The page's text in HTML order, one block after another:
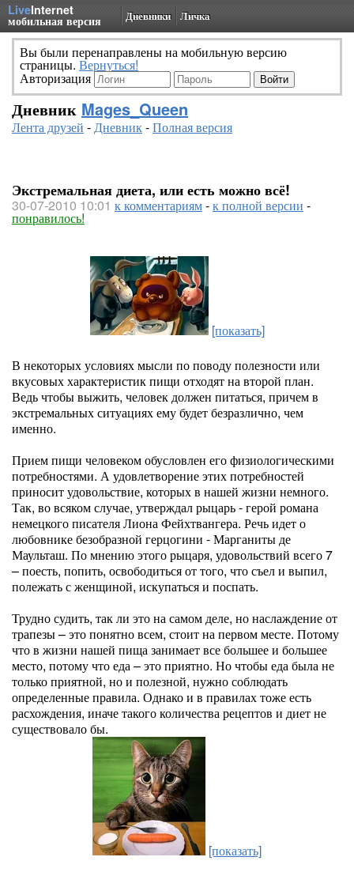
LiveInternet
мобильная версия Дневники Личка
Вы были перенаправлены на мобильную версию
страницы. Вернуться!
Авторизация
Дневник Mages_Queen
Лента друзей -Дневник-Полная версия
Экстремальная диета, или есть можно всё!
30-07-2010 10:01 к комментариям-к полной версии -
понравилось!
[показать]
В некоторых условиях мысли по поводу полезности или
вкусовых характеристик пищи отходят на второй план.
Ведь чтобы выжить, человек должен питаться, причем в
экстремальных ситуациях ему будет безразлично, чем
именно.
Прием пищи человеком обусловлен его физиологическими
потребностями. А удовлетворение этих потребностей
приносит удовольствие, которых в нашей жизни немного.
Так, во всяком случае, утверждал рыцарь - герой романа
немецкого писателя Лиона Фейхтвангера. Речь идет о
любовнике безобразной герцогини - Марганиты де
Маульташ. По мнению этого рыцаря, удовольствий всего 7
– поесть, попить, освободиться от того, что съел и выпил,
полежать с женщиной, искупаться и поспать.
Трудно судить, так ли это на самом деле, но наслаждение от
трапезы – это понятно всем, стоит на первом месте. Потому
что в жизни нашей пища занимает все большее и большее
место, потому что еда – это приятно. Но чтобы еда была не
только приятной, но и полезной, нужно соблюдать
определенные правила. Однако и в правилах тоже есть
расхождения, иначе такого количества рецептов и диет не
существовало бы.
[показать]